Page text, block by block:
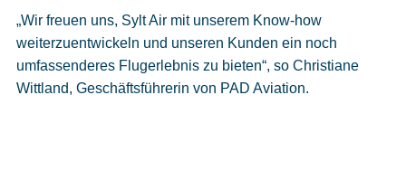
„Wir freuen uns, Sylt Air mit unserem Know-how
weiterzuentwickeln und unseren Kunden ein noch
umfassenderes Flugerlebnis zu bieten“, so Christiane
Wittland, Geschäftsführerin von PAD Aviation.